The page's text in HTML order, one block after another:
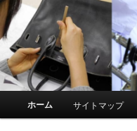
メ
イ
ン
ン
テ
サ
ブ
コ
テ
ン
革製品リペ
アセンター
スマイルリペアセンター中の
ホーム サイトマップ